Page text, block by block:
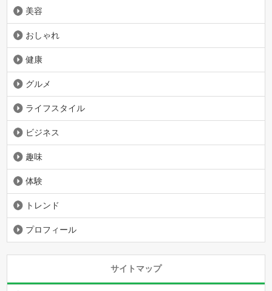
美容
おしゃれ
健康
グルメ
ライフスタイル
ビジネス
趣味
体験
トレンド
プロフィール
サイトマップ